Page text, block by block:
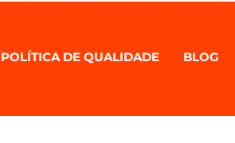
POLÍTICA DE QUALIDADE BLOG